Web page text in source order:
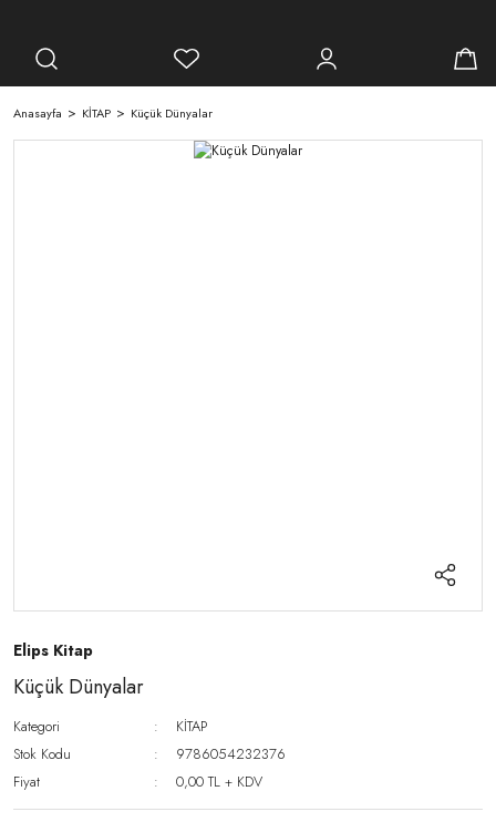
Anasayfa KİTAP Küçük Dünyalar
Elips Kitap
Küçük Dünyalar
Kategori
KİTAP
Stok Kodu
9786054232376
Fiyat
0,00 TL + KDV